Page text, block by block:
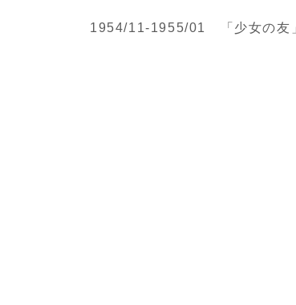
1954/11-1955/01 「少女の友